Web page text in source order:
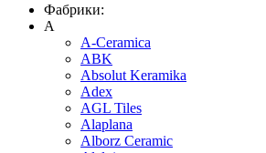
Фабрики:
A
A-Ceramica
ABK
Absolut Keramika
Adex
AGL Tiles
Alaplana
Alborz Ceramic